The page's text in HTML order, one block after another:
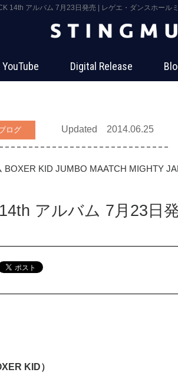
14th アルバム 7月23日発売 | レゲエ・ダンスホール
YouTube Digital Release
ログ Updated 2014.06.25
BOXER KID JUMBO MAATCH MIGHTY
アルバム 7月23日
KID）